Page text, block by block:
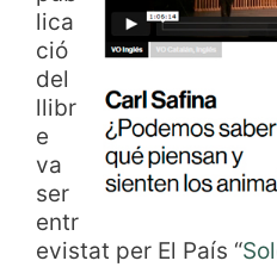
lica
ció
del
llibr
e
va
ser
entr
evistat per El País “